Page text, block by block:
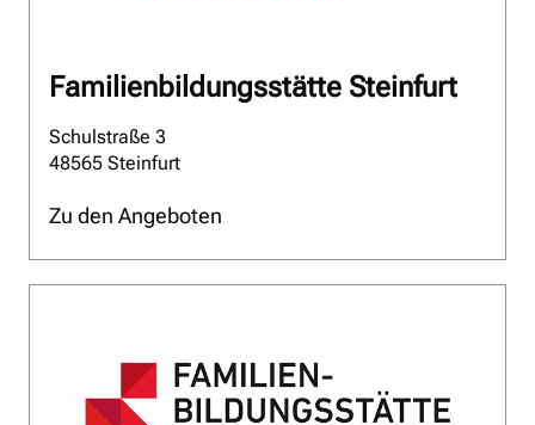
Familienbildungsstätte Steinfurt
Schulstraße 3
48565 Steinfurt
Zu den Angeboten